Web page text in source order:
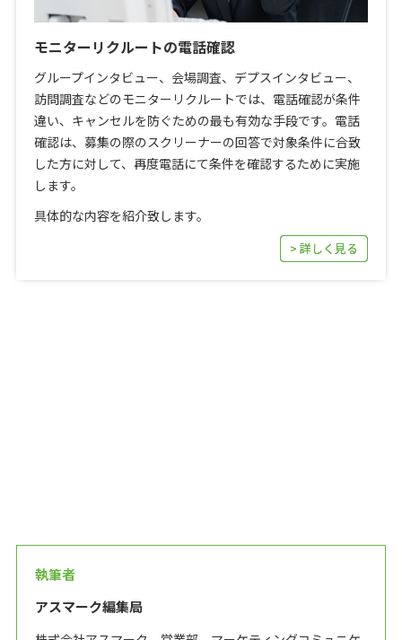
モニターリクルートの電話確認
グループインタビュー、会場調査、デプスインタビュー、
訪問調査などのモニターリクルートでは、電話確認が条件
違い、キャンセルを防ぐための最も有効な手段です。電話
確認は、募集の際のスクリーナーの回答で対象条件に合致
した方に対して、再度電話にて条件を確認するために実施
します。
具体的な内容を紹介致します。
> 詳しく見る
> 詳しく見る
執筆者
アスマーク編集局